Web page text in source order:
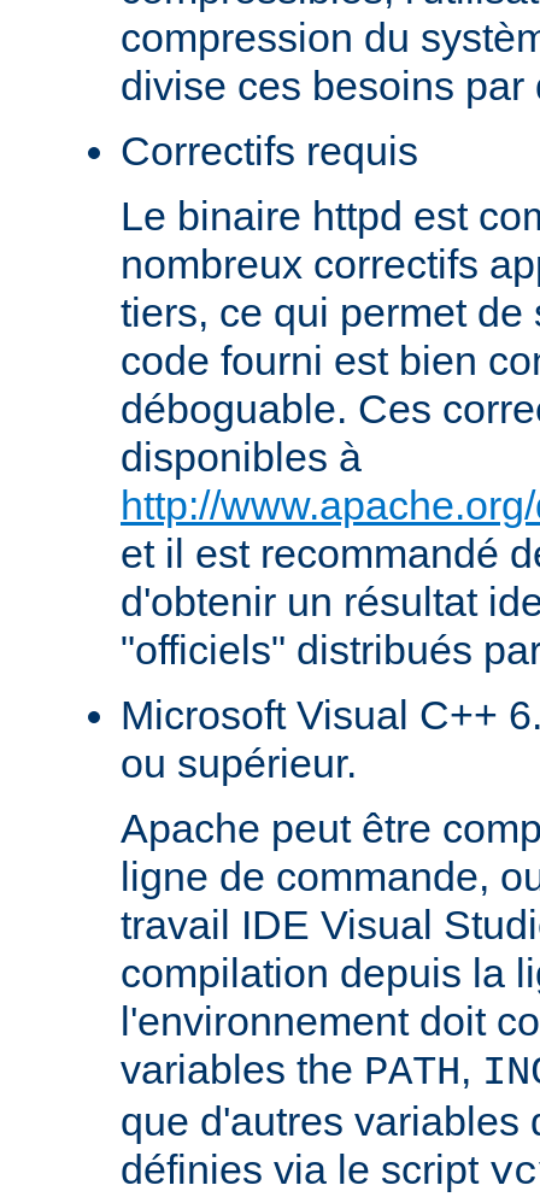
compression du
divise ces besoins par
Correctifs requis
Le binaire httpd est
nombreux correctifs
tiers, ce qui permet de
code fourni est bien
déboguable. Ces
disponibles à
http://
et il est recommandé
d'obtenir un résultat
"officiels" distribués
Microsoft Visual C++
ou supérieur.
Apache peut être
ligne de commande,
travail IDE Visual
compilation depuis la
l'environnement doit
variables the PATH,
que d'autres variables
définies via le script